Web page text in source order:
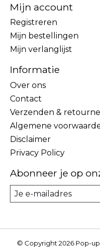
Mijn account
Registreren
Mijn bestellingen
Mijn verlanglijst
Informatie
Over ons
Contact
Verzenden &
Algemene
Disclaimer
Privacy Policy
Abonneer je op
© Copyright 2026 Pop-